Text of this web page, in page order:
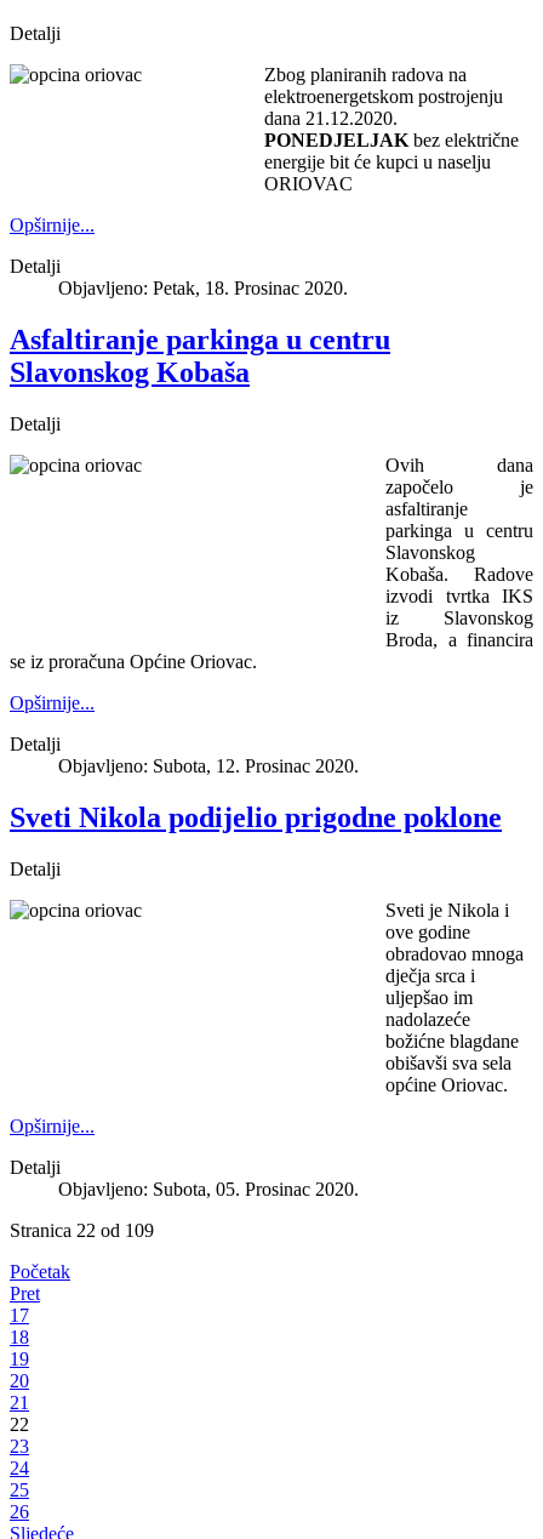
Detalji
Zbog planiranih radova na
elektroenergetskom postrojenju
dana 21.12.2020.
PONEDJELJAK bez električne
energije bit će kupci u naselju
ORIOVAC
Opširnije...
Detalji
Objavljeno: Petak, 18. Prosinac 2020.
Asfaltiranje parkinga u centru
Slavonskog Kobaša
Detalji
Ovih dana
započelo je
asfaltiranje
parkinga u centru
Slavonskog
Kobaša. Radove
izvodi tvrtka IKS
iz Slavonskog
Broda, a financira
se iz proračuna Općine Oriovac.
Opširnije...
Detalji
Objavljeno: Subota, 12. Prosinac 2020.
Sveti Nikola podijelio prigodne poklone
Detalji
Sveti je Nikola i
ove godine
obradovao mnoga
dječja srca i
uljepšao im
nadolazeće
božićne blagdane
obišavši sva sela
općine Oriovac.
Opširnije...
Detalji
Objavljeno: Subota, 05. Prosinac 2020.
Stranica 22 od 109
Početak
Pret
17
18
19
20
21
22
23
24
25
26
Sljedeće